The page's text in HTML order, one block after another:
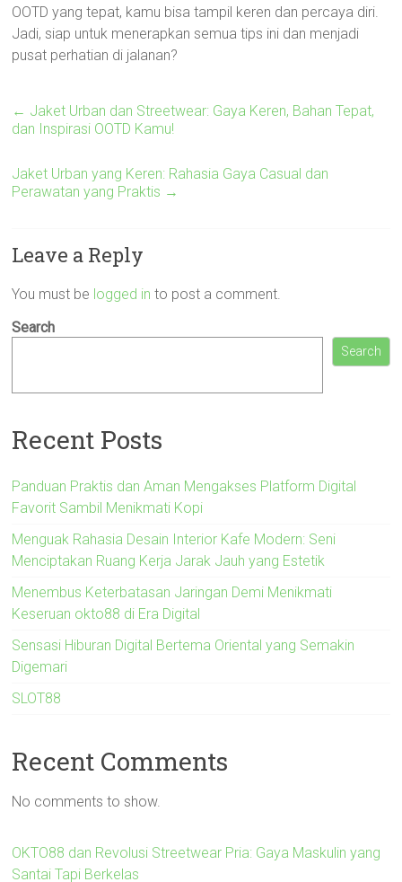
OOTD yang tepat, kamu bisa tampil keren dan percaya diri.
Jadi, siap untuk menerapkan semua tips ini dan menjadi
pusat perhatian di jalanan?
← Jaket Urban dan Streetwear: Gaya Keren, Bahan Tepat,
dan Inspirasi OOTD Kamu!
Jaket Urban yang Keren: Rahasia Gaya Casual dan
Perawatan yang Praktis →
Leave a Reply
You must be logged in to post a comment.
Search
Search
Recent Posts
Panduan Praktis dan Aman Mengakses Platform Digital
Favorit Sambil Menikmati Kopi
Menguak Rahasia Desain Interior Kafe Modern: Seni
Menciptakan Ruang Kerja Jarak Jauh yang Estetik
Menembus Keterbatasan Jaringan Demi Menikmati
Keseruan okto88 di Era Digital
Sensasi Hiburan Digital Bertema Oriental yang Semakin
Digemari
SLOT88
Recent Comments
No comments to show.
OKTO88 dan Revolusi Streetwear Pria: Gaya Maskulin yang
Santai Tapi Berkelas